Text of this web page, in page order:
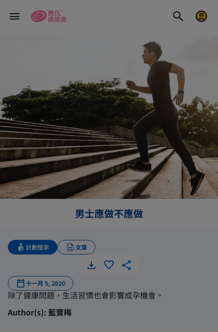
男士應做不應做
計劃懷孕 文章
十一月 5, 2020
除了健康問題，生活習慣也會影響成孕機會。
Author(s): 藍寶梅